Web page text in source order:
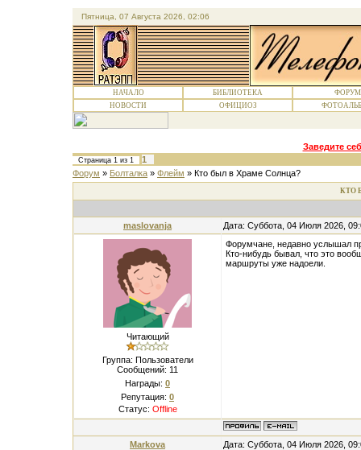
Пятница, 07 Августа 2026, 02:06
НАЧАЛО БИБЛИОТЕКА
ФОРУМ
НОВОСТИ
ОФИЦИОЗ
Заведите
Страница 1 из 1
1
Форум » Болталка » Флейм » Кто был в Храме Солнца?
КТО
maslovanja Дата: Суббота, 04 Июля 2026,
Читающий
Группа: Пользователи
Сообщений: 11
Награды: 0
Репутация: 0
Статус: Offline
Форумчане, недавно услышал
Кто-нибудь бывал, что это
маршруты уже надоели.
Markova Дата: Суббота, 04 Июля 2026,